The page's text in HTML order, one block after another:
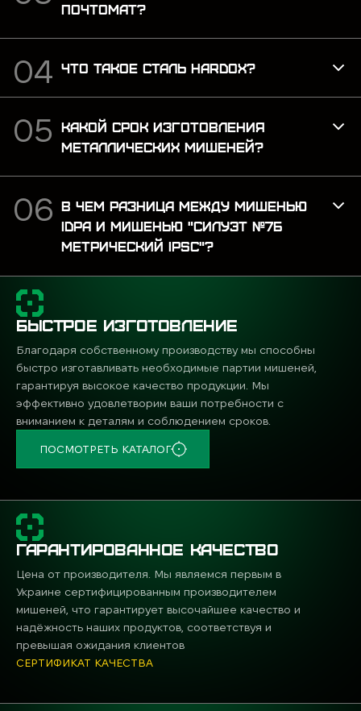
ПОЧТОМАТ?
ЧТО ТАКОЕ СТАЛЬ HARDOX?
КАКОЙ СРОК ИЗГОТОВЛЕНИЯ
МЕТАЛЛИЧЕСКИХ МИШЕНЕЙ?
В ЧЕМ РАЗНИЦА МЕЖДУ МИШЕНЬЮ
IDPA И МИШЕНЬЮ "СИЛУЭТ №7Б
МЕТРИЧЕСКИЙ IPSC"?
БЫСТРОЕ ИЗГОТОВЛЕНИЕ
Благодаря собственному производству мы способны
быстро изготавливать необходимые партии мишеней,
гарантируя высокое качество продукции. Мы
эффективно удовлетворим ваши потребности с
вниманием к деталям и соблюдением сроков.
ПОСМОТРЕТЬ КАТАЛОГ
ГАРАНТИРОВАННОЕ КАЧЕСТВО
Цена от производителя. Мы являемся первым в
Украине сертифицированным производителем
мишеней, что гарантирует высочайшее качество и
надёжность наших продуктов, соответствуя и
превышая ожидания клиентов
СЕРТИФИКАТ КАЧЕСТВА